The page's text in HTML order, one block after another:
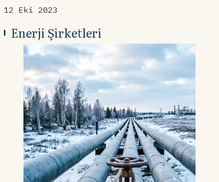
12 Eki 2023
Enerji Şirketleri